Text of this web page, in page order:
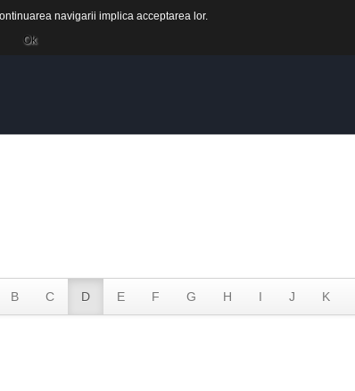
B C D E F G H I J K
navigarii implica acceptarea lor.
Ok